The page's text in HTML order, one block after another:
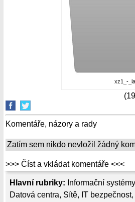
Hlavní rubriky: Informační systémy
Datová centra, Sítě, IT bezpečnost,
xz1_-
Komentáře, názory a rady
Zatím sem nikdo nevložil žádný
>>> Číst a vkládat komentáře <<<